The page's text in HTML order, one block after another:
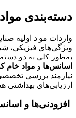
دسته‌بندی
واردات مواد اولیه
ویژگی‌های فیزیکی،
به‌طور کلی به دو
اسانس‌ها و مواد خام
نیازمند بررسی تخصصی
ارزیابی‌های بهداشتی
افزودنی‌ها و